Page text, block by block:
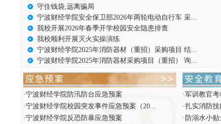
守住钱袋,远离骗局
宁波财经学院安全保卫部2026年两轮电动自行车 采...
我校开展2026年春季开学校园安全隐患排查
我校顺利开展灭火实操演练
宁波财经学院2025年消防器材（重招）采购项目 结...
宁波财经学院2025年消防器材采购项目（重招） 询...
·宁波财经学院防汛防台应急预案
·宁波财经学院校园突发事件应急预案（20...
·宁波财经学院反恐防暴应急预案
·军训教官
·扎实消防
· 防溺水小贴